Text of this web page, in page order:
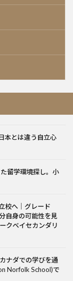
本とは違う自立心
留学環境探し。小
校へ｜グレード
自身の可能性を見
クベイセカンダリ
ナダでの学びを通
Norfolk School)で